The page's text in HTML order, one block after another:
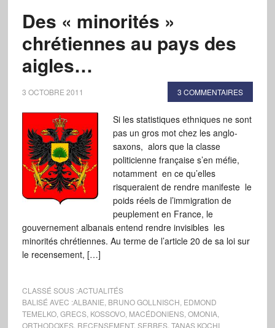
Des « minorités »
chrétiennes au pays des
aigles…
3 OCTOBRE 2011 3 COMMENTAIRES
Si les statistiques ethniques ne sont
pas un gros mot chez les anglo-
saxons, alors que la classe
politicienne française s’en méfie,
notamment en ce qu’elles
risqueraient de rendre manifeste le
poids réels de l’immigration de
peuplement en France, le
gouvernement albanais entend rendre invisibles les
minorités chrétiennes. Au terme de l’article 20 de sa loi sur
le recensement, […]
CLASSÉ SOUS :ACTUALITÉS
BALISÉ AVEC :ALBANIE BRUNO GOLLNISCH EDMOND
TEMELKO, GRECS, KOSSOVO, MACÉDONIENS, OMONIA,
ORTHODOXES, RECENSEMENT, SERBES, TANAS KOCHI